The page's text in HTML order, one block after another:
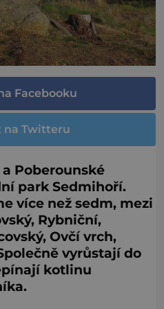
Facebooku
na Twitteru
Poberounské
park Sedmihoří.
více než sedm, mezi
Rybniční,
Ovčí vrch,
vyrůstají do
kotlinu